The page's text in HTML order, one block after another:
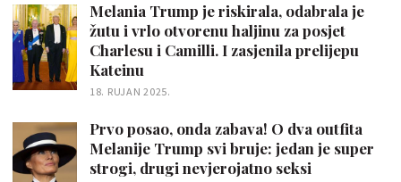
Melania Trump je riskirala, odabrala je
žutu i vrlo otvorenu haljinu za posjet
Charlesu i Camilli. I zasjenila prelijepu
Kateinu
18. RUJAN 2025.
Prvo posao, onda zabava! O dva outfita
Melanije Trump svi bruje: jedan je super
strogi, drugi nevjerojatno seksi